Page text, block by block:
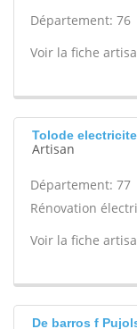
Département: 76
Voir la fiche
Tolode
Artisan
Département: 77
Rénovation
Voir la fiche
De barros f